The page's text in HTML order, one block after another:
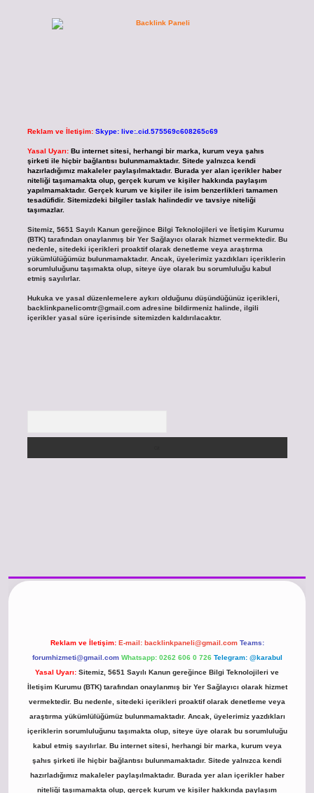
Reklam ve İletişim: Skype: live:.cid.575569c608265c69
Yasal Uyarı: Bu internet sitesi, herhangi bir marka, kurum veya şahıs
şirketi ile hiçbir bağlantısı bulunmamaktadır. Sitede yalnızca kendi
hazırladığımız makaleler paylaşılmaktadır. Burada yer alan içerikler haber
niteliği taşımamakta olup, gerçek kurum ve kişiler hakkında paylaşım
yapılmamaktadır. Gerçek kurum ve kişiler ile isim benzerlikleri tamamen
tesadüfidir. Sitemizdeki bilgiler taslak halindedir ve tavsiye niteliği
taşımazlar.
Sitemiz, 5651 Sayılı Kanun gereğince Bilgi Teknolojileri ve İletişim Kurumu
(BTK) tarafından onaylanmış bir Yer Sağlayıcı olarak hizmet vermektedir. Bu
nedenle, sitedeki içerikleri proaktif olarak denetleme veya araştırma
yükümlülüğümüz bulunmamaktadır. Ancak, üyelerimiz yazdıkları içeriklerin
sorumluluğunu taşımakta olup, siteye üye olarak bu sorumluluğu kabul
etmiş sayılırlar.
Hukuka ve yasal düzenlemelere aykırı olduğunu düşündüğünüz içerikleri,
backlinkpanelicomtr@gmail.comadresine bildirmeniz halinde, ilgili
içerikler yasal süre içerisinde sitemizden kaldırılacaktır.
Reklam ve İletişim: E-mail: backlinkpaneli@gmail.com Teams:
forumhizmeti@gmail.com Whatsapp: 0262 606 0 726 Telegram: @karabul
Yasal Uyarı: Sitemiz, 5651 Sayılı Kanun gereğince Bilgi Teknolojileri ve
İletişim Kurumu (BTK) tarafından onaylanmış bir Yer Sağlayıcı olarak hizmet
vermektedir. Bu nedenle, sitedeki içerikleri proaktif olarak denetleme veya
araştırma yükümlülüğümüz bulunmamaktadır. Ancak, üyelerimiz yazdıkları
içeriklerin sorumluluğunu taşımakta olup, siteye üye olarak bu sorumluluğu
kabul etmiş sayılırlar. Bu internet sitesi, herhangi bir marka, kurum veya
şahıs şirketi ile hiçbir bağlantısı bulunmamaktadır. Sitede yalnızca kendi
hazırladığımız makaleler paylaşılmaktadır. Burada yer alan içerikler haber
niteliği taşımamakta olup, gerçek kurum ve kişiler hakkında paylaşım